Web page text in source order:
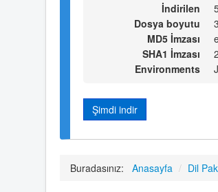
İndirilen
Dosya boyutu
MD5 İmzası
SHA1 İmzası
Environments
Şimdi indir
Buradasınız: Anasayfa / Dil